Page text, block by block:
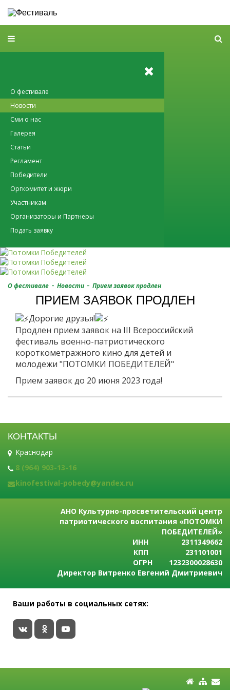
О фестивале
Новости
Сми о нас
Галерея
Статьи
Регламент
Победители
Оргкомитет и жюри
Участникам
Организаторы и Партнеры
Подать заявку
О фестивале - Новости - Прием заявок продлен
ПРИЕМ ЗАЯВОК ПРОДЛЕН
Дорогие друзья!
Продлен прием заявок на III Всероссийский
фестиваль военно-патриотического
короткометражного кино для детей и
молодежи "ПОТОМКИ ПОБЕДИТЕЛЕЙ"
Прием заявок до 20 июня 2023 года!
КОНТАКТЫ
Краснодар
8 (964) 903-13-16
kinofestival-pobedy@yandex.ru
АНО Культурно-просветительский центр
патриотического воспитания «ПОТОМКИ
ПОБЕДИТЕЛЕЙ»
ИНН 2311349662
КПП 231101001
ОГРН 1232300028630
Директор Витренко Евгений Дмитриевич
Ваши работы в социальных сетях: